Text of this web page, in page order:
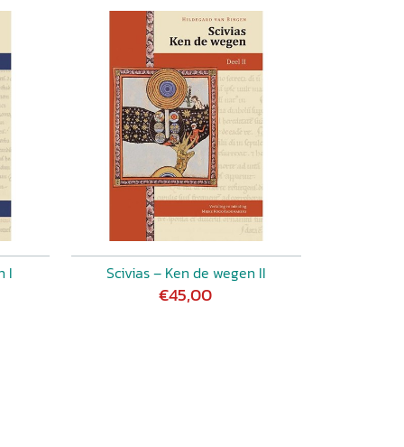
I Scivias – Ken de wegen II
€45,00